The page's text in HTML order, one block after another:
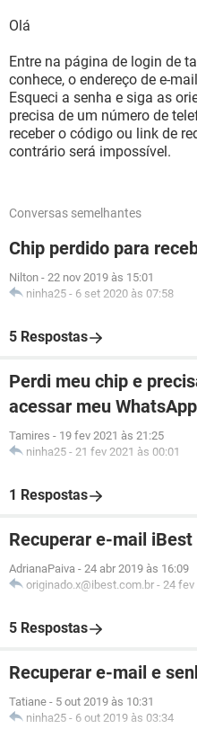
Olá
Entre na página de login de
conhece, o endereço de e-
Esqueci a senha e siga as
precisa de um número de
receber o código ou link de
contrário será impossível.
Conversas semelhantes
Chip perdido para
Nilton - 22 nov 2019 às 15:01
ninha25 - 6 set 2020 às 07:58
5 Respostas
Perdi meu chip e
acessar meu WhatsApp
Tamires - 19 fev 2021 às 21:25
ninha25 - 21 fev 2021 às 00:01
1 Respostas
Recuperar e-mail iBest
AdrianaPaiva - 24 abr 2019 às 16:09
originado.x@ibest.com.br - 24 fev
5 Respostas
Recuperar e-mail e
Tatiane - 5 out 2019 às 10:31
ninha25 - 6 out 2019 às 03:34